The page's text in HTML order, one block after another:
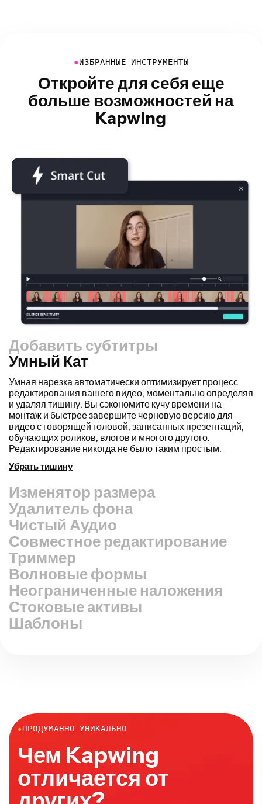
● ИЗБРАННЫЕ ИНСТРУМЕНТЫ
Откройте для себя еще
больше возможностей на
Kapwing
Добавить субтитры
Умный Кат
Изменятор размера
Удалитель фона
Чистый Аудио
Совместное редактирование
Триммер
Волновые формы
Неограниченные наложения
Стоковые активы
Шаблоны
●ПРОДУМАННО УНИКАЛЬНО
Чем Kapwing
отличается от
других?